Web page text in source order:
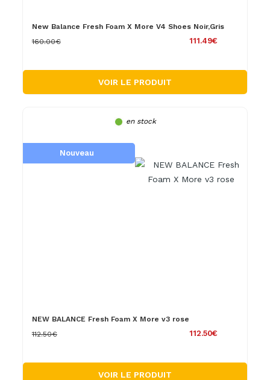
New Balance Fresh Foam X More V4 Shoes Noir,Gris
111.49€
160.00€
VOIR LE PRODUIT
en stock
Nouveau
NEW BALANCE Fresh Foam X More v3 rose
112.50€
112.50€
VOIR LE PRODUIT